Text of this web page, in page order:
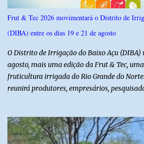
Frut & Tec 2026 movimentará o Distrito de
(DIBA) entre os dias 19 e 21 de agosto
O Distrito de Irrigação do Baixo Açu (DIBA)
agosto, mais uma edição da Frut & Tec,
fruticultura irrigada do Rio Grande do
reunirá produtores, empresários,
instituições e tecnologias voltadas ao setor.
técnicas, a feira contará com programação